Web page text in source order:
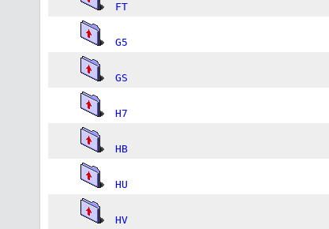
FT
G5
GS
H7
HB
HU
HV